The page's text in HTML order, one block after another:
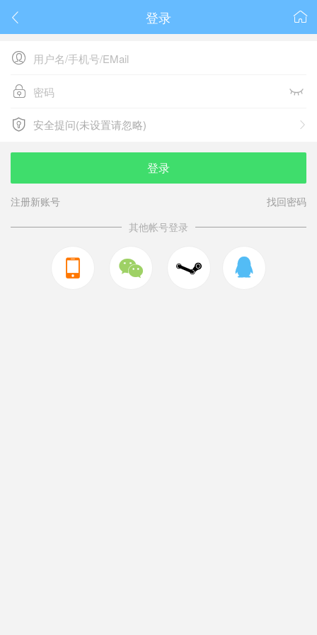
 
登录

 
 
安全提问(未设置请忽略)
安全提问(未设置请忽略)
登录
注册新账号
找回密码
其他帐号登录
  